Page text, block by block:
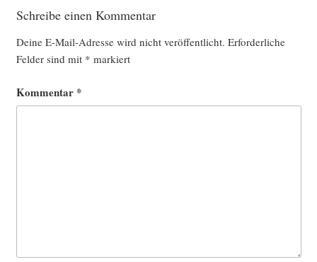
Schreibe einen Kommentar
Deine E-Mail-Adresse wird nicht veröffentlicht. Erforderliche
Felder sind mit * markiert
Kommentar *